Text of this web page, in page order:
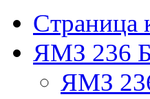
Страница
ЯМЗ 236
ЯМЗ